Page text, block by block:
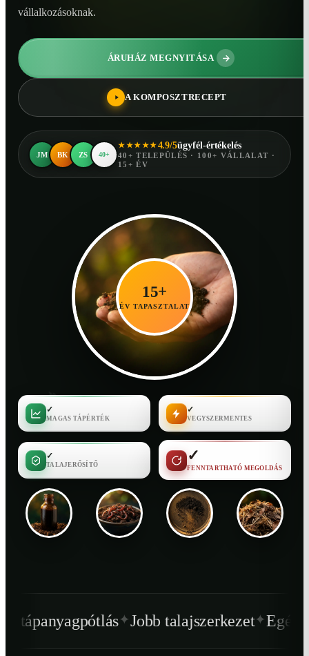
vállalkozásoknak.
ÁRUHÁZ MEGNYITÁSA
A KOMPOSZTRECEPT
JM BK ZS 40+
★★★★★4.9/5ügyfél-értékelés
40+ TELEPÜLÉS · 100+ VÁLLALAT ·
15+ ÉV
15+
ÉV TAPASZTALAT
✓
MAGAS TÁPÉRTÉK
✓
VEGYSZERMENTES
✓
TALAJERŐSÍTŐ
✓
FENNTARTHATÓ MEGOLDÁS
✦Jobb talajszerkezet✦Egészségesebb